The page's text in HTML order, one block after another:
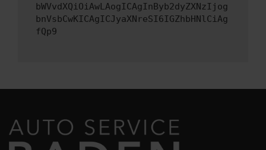
bWVvdXQiOiAwLAogICAgInByb2dyZXNzIjog
bnVsbCwKICAgICJyaXNreSI6IGZhbHNlCiAg
fQp9